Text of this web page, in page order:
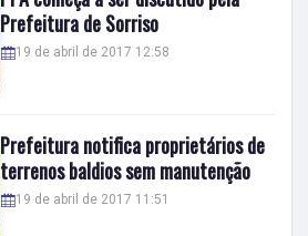
Prefeitura de Sorriso
19 de abril de 2017 12:58
Prefeitura notifica proprietários de
terrenos baldios sem manutenção
19 de abril de 2017 11:51